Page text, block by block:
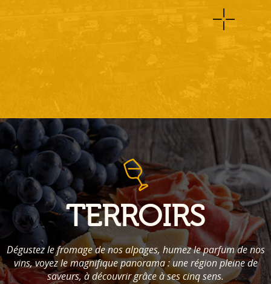
TERROIRS
Dégustez le fromage de nos alpages, humez le parfum de nos
vins, voyez le magnifique panorama : une région pleine de
saveurs, à découvrir grâce à ses cinq sens.